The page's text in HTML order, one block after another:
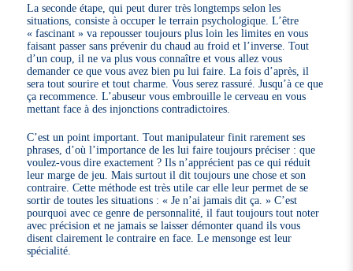
La seconde étape, qui peut durer très longtemps selon les
situations, consiste à occuper le terrain psychologique. L’être
« fascinant » va repousser toujours plus loin les limites en vous
faisant passer sans prévenir du chaud au froid et l’inverse. Tout
d’un coup, il ne va plus vous connaître et vous allez vous
demander ce que vous avez bien pu lui faire. La fois d’après, il
sera tout sourire et tout charme. Vous serez rassuré. Jusqu’à ce que
ça recommence. L’abuseur vous embrouille le cerveau en vous
mettant face à des injonctions contradictoires.
C’est un point important. Tout manipulateur finit rarement ses
phrases, d’où l’importance de les lui faire toujours préciser : que
voulez-vous dire exactement ? Ils n’apprécient pas ce qui réduit
leur marge de jeu. Mais surtout il dit toujours une chose et son
contraire. Cette méthode est très utile car elle leur permet de se
sortir de toutes les situations : « Je n’ai jamais dit ça. » C’est
pourquoi avec ce genre de personnalité, il faut toujours tout noter
avec précision et ne jamais se laisser démonter quand ils vous
disent clairement le contraire en face. Le mensonge est leur
spécialité.